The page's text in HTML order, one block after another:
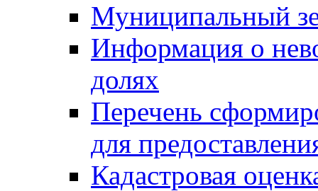
Муниципальный
Информация о
долях
Перечень
для
Кадастровая